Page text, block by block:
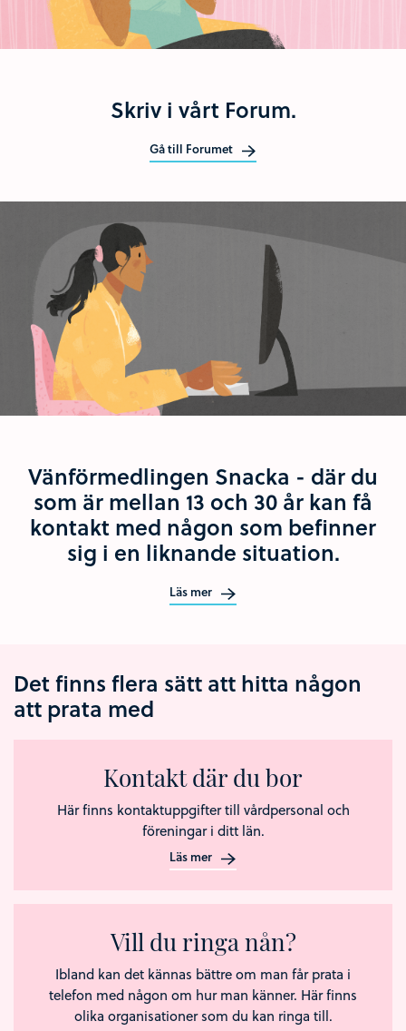
Skriv i vårt Forum.
Gå till Forumet
Vänförmedlingen Snacka - där du
som är mellan 13 och 30 år kan få
kontakt med någon som befinner
sig i en liknande situation.
Läs mer
Det finns flera sätt att hitta någon
att prata med
Kontakt där du bor
Här finns kontaktuppgifter till vårdpersonal och
föreningar i ditt län.
Läs mer
Vill du ringa nån?
Ibland kan det kännas bättre om man får prata i
telefon med någon om hur man känner. Här finns
olika organisationer som du kan ringa till.